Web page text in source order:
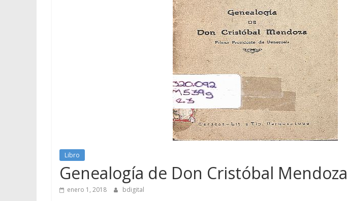
Libro
Genealogía de Don Cristóbal Mendoza
enero 1, 2018 bdigital